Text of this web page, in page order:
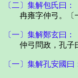
〔二〕集解包氏曰
冉雍字仲弓。〔
〔一〕集解鄭玄曰
仲弓問政，孔子曰
〔一〕集解孔安國曰